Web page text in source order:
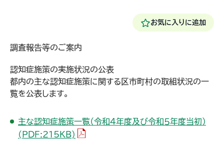
お気に入りに追加
調査報告等のご案内
認知症施策の実施状況の公表
都内の主な認知症施策に関する区市町村の取組状況の一
覧を公表します。
主な認知症施策一覧（令和４年度及び令和５年度当初）
(PDF:215KB) （PDFファイル）